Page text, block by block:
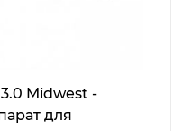
Midwest -
для